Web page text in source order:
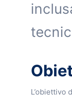
L’obiettivo